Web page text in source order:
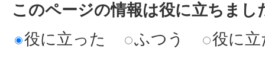
このページの情報は役に立ちまし
役に立った
ふつう 役に